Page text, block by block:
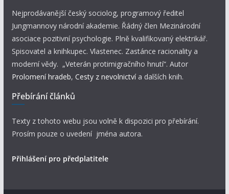
Nejprodávanější český sociolog, programový ředitel
Jungmannovy národní akademie. Řádný člen Mezinárodní
asociace pozitivní psychologie. Plně kvalifikovaný elektrikář.
Spisovatel a knihkupec. Vlastenec. Zastánce racionality a
moderní vědy. „Veterán protimigračního hnutí“. Autor
Prolomení hradeb, Cesty z nevolnictví a dalších knih.
Přebírání článků
Texty z tohoto webu jsou volně k dispozici pro přebírání.
Prosím pouze o uvedení jména autora.
Přihlášení pro předplatitele